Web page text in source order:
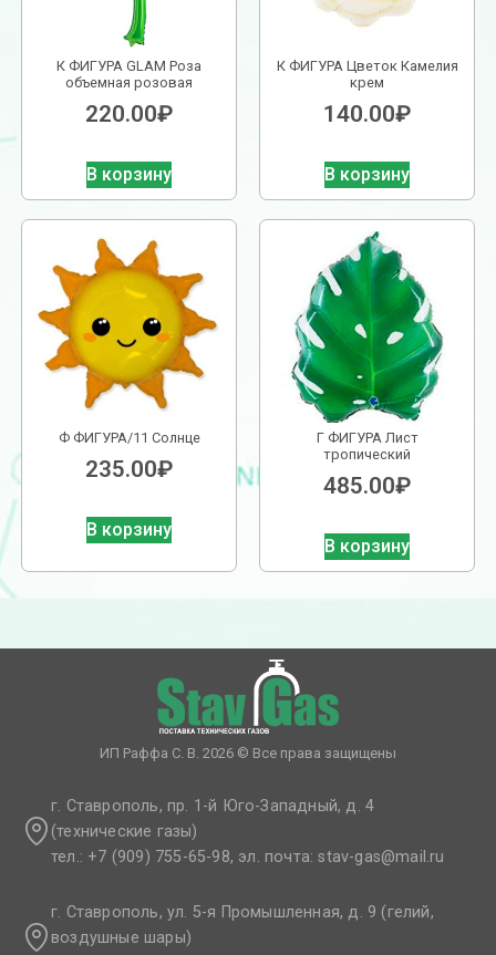
К ФИГУРА GLAM Роза
объемная розовая
220.00₽
В корзину
К ФИГУРА Цветок Камелия
крем
140.00₽
В корзину
Ф ФИГУРА/11 Солнце
235.00₽
В корзину
Г ФИГУРА Лист
тропический
485.00₽
В корзину
ИП Раффа С. В. 2026 © Все права защищены
г. Ставрополь, пр. 1-й Юго-Западный, д. 4
(технические газы)
тел.: +7 (909) 755-65-98, эл. почта: stav-gas@mail.ru​
г. Ставрополь, ул. 5-я Промышленная, д. 9 (гелий,
воздушные шары)